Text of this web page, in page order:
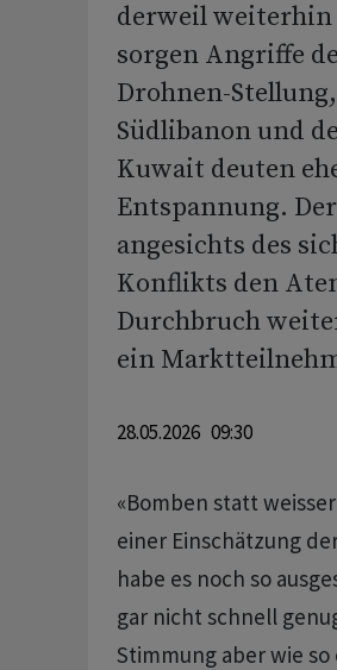
derweil weiterhin
sorgen Angriffe
Drohnen-
Südlibanon und
Kuwait deuten
Entspannung.
angesichts des
Konflikts den
Durchbruch
ein
28.05.2026 09:30
«Bomben statt
einer Einschätzung
habe es noch so
gar nicht schnell
Stimmung aber wie